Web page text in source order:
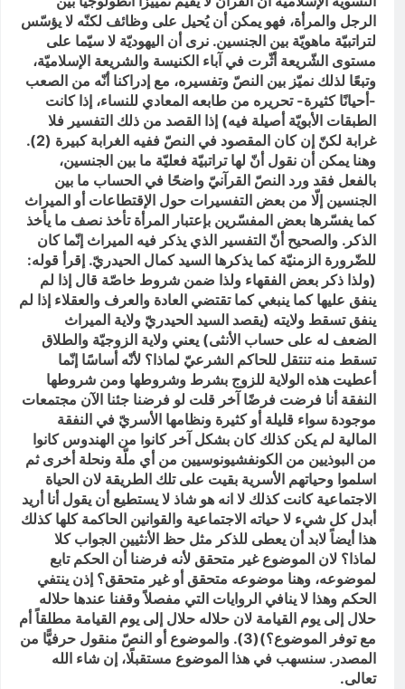
الرجل والمرأة، فهو يمكن أن يُحيل على وظائف لكنّه لا يؤسّس
لتراتبيّة ماهويّة بين الجنسين. نرى أن اليهوديّة لا سيّما على
مستوى الشّريعة أثّرت في آباء الكنيسة والشريعة الإسلاميّة،
وتبعًا لذلك نميّز بين النصّ وتفسيره، مع إدراكنا أنّه من الصعب
-أحيانًا كثيرة- تحريره من طابعه المعادي للنساء، إذا كانت
الطبقات الأبويّة أصيلة فيه) إذا القصد من ذلك التفسير فلا
غرابة لكنّ إن كان المقصود في النصّ ففيه الغرابة كبيرة (2).
وهنا يمكن أن نقول أنّ لها تراتبيّة فعليّة ما بين الجنسين،
بالفعل فقد ورد النصّ القرآنيّ واضحًا في الحساب ما بين
الجنسين إلّا من بعض التفسيرات حول الإقتطاعات أو الميراث
كما يفسّرها بعض المفسّرين بإعتبار المرأة تأخذ نصف ما يأخذ
الذكر. والصحيح أنّ التفسير الذي يذكر فيه الميراث إنّما كان
للضّرورة الزمنيّة كما يذكرها السيد كمال الحيدريّ. إقرأ قوله:
(ولذا ذكر بعض الفقهاء ولذا ضمن شروط خاصّة قال إذا لم
ينفق عليها كما ينبغي كما تقتضي العادة والعرف والعقلاء إذا لم
ينفق تسقط ولايته (يقصد السيد الحيدريّ ولاية الميراث
الضعف له على حساب الأنثى) يعني ولاية الزوجيّة والطلاق
تسقط منه تنتقل للحاكم الشرعيّ لماذا؟ لأنّه أساسًا إنّما
أعطيت هذه الولاية للزوج بشرط وشروطها ومن شروطها
النفقة أنا فرضت فرضًا آخر قلت لو فرضنا جئنا الآن مجتمعات
موجودة سواء قليلة أو كثيرة ونظامها الأسريّ في النفقة
المالية لم يكن كذلك كان بشكل آخر كانوا من الهندوس كانوا
من البوذيين من الكونفشيونوسيين من أي ملّة ونحلة أخرى ثم
اسلموا وحياتهم الأسرية بقيت على تلك الطريقة لان الحياة
الاجتماعية كانت كذلك لا انه هو شاذ لا يستطيع أن يقول أنا أريد
أبدل كل شيء لا حياته الاجتماعية والقوانين الحاكمة كلها كذلك
هذا أيضاً لابد أن يعطى للذكر مثل حظ الأنثيين الجواب كلا
لماذا؟ لان الموضوع غير متحقق لأنه فرضنا أن الحكم تابع
لموضوعه، وهنا موضوعه متحقق أو غير متحقق؟ إذن ينتفي
الحكم وهذا لا ينافي الروايات التي مفصلاً وقفنا عندها حلاله
حلال إلى يوم القيامة لان حلاله حلال إلى يوم القيامة مطلقاً أم
مع توفر الموضوع؟)(3). والموضوع أو النصّ منقول حرفيًّا من
المصدر. سنسهب في هذا الموضوع مستقبلًا، إن شاء الله
تعالى.